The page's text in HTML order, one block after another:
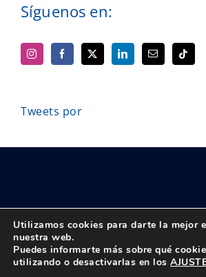
Síguenos en:
Tweets por
© Copyright 2018 - 2026 UPTA | Todos los
|Política de privacidad|Aviso
Utilizamos cookies para darte la mejor
nuestra web.
Puedes informarte más sobre qué
utilizando o desactivarlas en los